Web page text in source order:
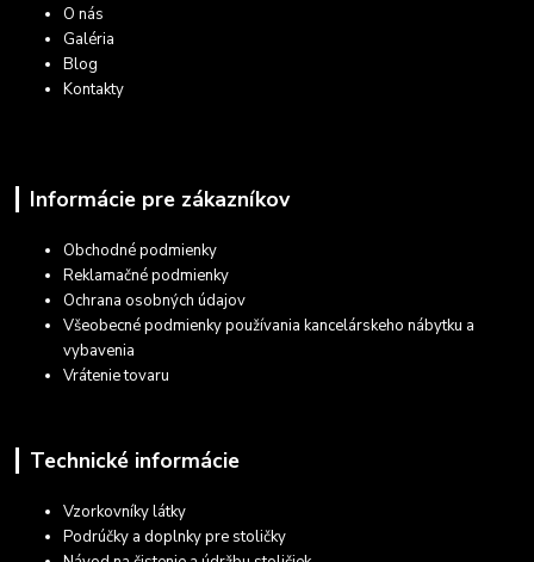
O nás
Galéria
Blog
Kontakty
Informácie pre zákazníkov
Obchodné podmienky
Reklamačné podmienky
Ochrana osobných údajov
Všeobecné podmienky používania kancelárskeho nábytku a
vybavenia
Vrátenie tovaru
Technické informácie
Vzorkovníky látky
Podrúčky a doplnky pre stoličky